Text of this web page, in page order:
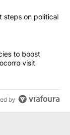
articles in the last
favor of next
steps on political
policies to
to boost
visit
by